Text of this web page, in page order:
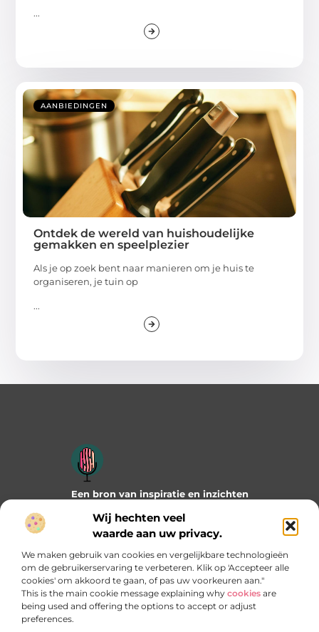
Wij hechten veel
waarde aan uw privacy.
We maken gebruik van cookies en vergelijkbare technologieën
om de gebruikerservaring te verbeteren. Klik op 'Accepteer alle
cookies' om akkoord te gaan, of pas uw voorkeuren aan."
This is the main cookie message explaining why cookies are
being used and offering the options to accept or adjust
preferences.
...
AANBIEDINGEN
Ontdek de wereld van huishoudelijke
gemakken en speelplezier
Als je op zoek bent naar manieren om je huis te
organiseren, je tuin op
...
Een bron van inspiratie en inzichten
praktische tips en verrassende invalshoeken die je verder
helpen. Laat je inspireren door wat mogelijk is!
Bericht categorie
Onze informatie